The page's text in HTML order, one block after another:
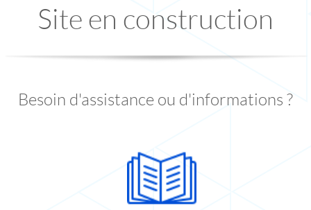
Site en construction
Besoin d'assistance ou d'informations ?